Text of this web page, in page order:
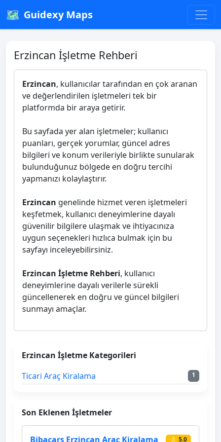
🗺️ Guidexy Maps
Erzincan İşletme Rehberi
Erzincan, kullanıcılar tarafından en çok aranan
ve değerlendirilen işletmeleri tek bir
platformda bir araya getirir.
Bu sayfada yer alan işletmeler; kullanıcı
puanları, gerçek yorumlar, güncel adres
bilgileri ve konum verileriyle birlikte sunularak
bulunduğunuz bölgede en doğru tercihi
yapmanızı kolaylaştırır.
Erzincan genelinde hizmet veren işletmeleri
keşfetmek, kullanıcı deneyimlerine dayalı
güvenilir bilgilere ulaşmak ve ihtiyacınıza
uygun seçenekleri hızlıca bulmak için bu
sayfayı inceleyebilirsiniz.
Erzincan İşletme Rehberi, kullanıcı
deneyimlerine dayalı verilerle sürekli
güncellenerek en doğru ve güncel bilgileri
sunmayı amaçlar.
Erzincan İşletme Kategorileri
Ticari Araç Kiralama
1
Son Eklenen İşletmeler
Bibacars Erzincan Araç Kiralama ⭐ 5.0